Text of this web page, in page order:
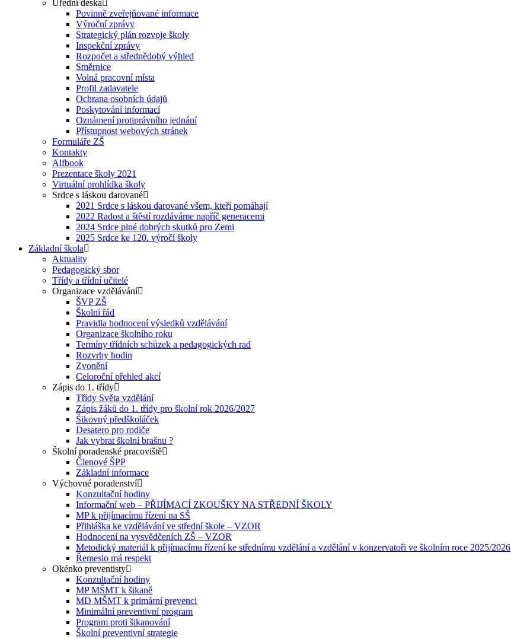
Úřední deska
Povinně zveřejňované informace
Výroční zprávy
Strategický plán rozvoje školy
Inspekční zprávy
Rozpočet a střednědobý výhled
Směrnice
Volná pracovní místa
Profil zadavatele
Ochrana osobních údajů
Poskytování informací
Oznámení protiprávního jednání
Přístupnost webových stránek
Formuláře ZŠ
Kontakty
Alfbook
Prezentace školy 2021
Virtuální prohlídka školy
Srdce s láskou darované
2021 Srdce s láskou darované všem, kteří pomáhají
2022 Radost a štěstí rozdáváme napříč generacemi
2024 Srdce plné dobrých skutků pro Zemi
2025 Srdce ke 120. výročí školy
Základní škola
Aktuality
Pedagogický sbor
Třídy a třídní učitelé
Organizace vzdělávání
ŠVP ZŠ
Školní řád
Pravidla hodnocení výsledků vzdělávání
Organizace školního roku
Termíny třídních schůzek a pedagogických rad
Rozvrhy hodin
Zvonění
Celoroční přehled akcí
Zápis do 1. třídy
Třídy Světa vzdělání
Zápis žáků do 1. třídy pro školní rok 2026/2027
Šikovný předškoláček
Desatero pro rodiče
Jak vybrat školní brašnu ?
Školní poradenské pracoviště
Členové ŠPP
Základní informace
Výchovné poradenství
Konzultační hodiny
Informační web – PŘIJÍMACÍ ZKOUŠKY NA STŘEDNÍ ŠKOLY
MP k přijímacímu řízení na SŠ
Přihláška ke vzdělávání ve střední škole – VZOR
Hodnocení na vysvědčeních ZŠ – VZOR
Metodický materiál k přijímacímu řízení ke střednímu vzdělání a vzdělání v konzervatoři ve školním roce 2025/2026
Řemeslo má respekt
Okénko preventisty
Konzultační hodiny
MP MŠMT k šikaně
MD MŠMT k primární prevenci
Minimální preventivní program
Program proti šikanování
Školní preventivní strategie